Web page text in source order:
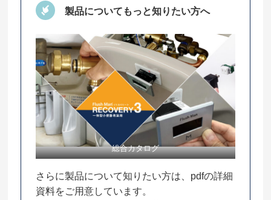
製品についてもっと知りたい方へ
総合カタログ
さらに製品について知りたい方は、pdfの詳細
資料をご用意しています。